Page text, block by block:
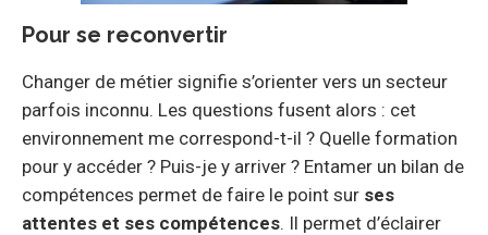
Pour se reconvertir
Changer de métier signifie s’orienter vers un secteur
parfois inconnu. Les questions fusent alors : cet
environnement me correspond-t-il ? Quelle formation
pour y accéder ? Puis-je y arriver ? Entamer un bilan de
compétences permet de faire le point sur ses
attentes et ses compétences. Il permet d’éclairer